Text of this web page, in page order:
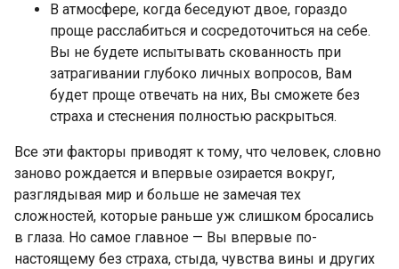
В атмосфере, когда беседуют двое, гораздо
проще расслабиться и сосредоточиться на себе.
Вы не будете испытывать скованность при
затрагивании глубоко личных вопросов, Вам
будет проще отвечать на них, Вы сможете без
страха и стеснения полностью раскрыться.
Все эти факторы приводят к тому, что человек, словно
заново рождается и впервые озирается вокруг,
разглядывая мир и больше не замечая тех
сложностей, которые раньше уж слишком бросались
в глаза. Но самое главное — Вы впервые по-
настоящему без страха, стыда, чувства вины и других